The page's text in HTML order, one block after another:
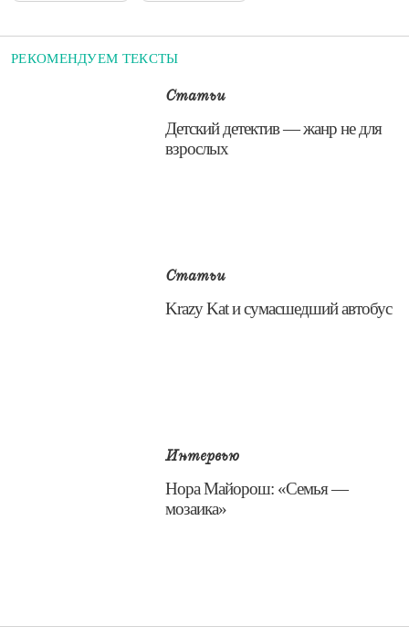
РЕКОМЕНДУЕМ ТЕКСТЫ
Статьи
Детский детектив — жанр не для
взрослых
Статьи
Krazy Kat и сумасшедший автобус
Интервью
​Нора Майорош: «Семья —
мозаика»